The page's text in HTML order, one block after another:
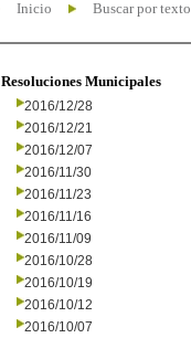
Inicio Buscar por texto
Resoluciones Municipales
2016/12/28
2016/12/21
2016/12/07
2016/11/30
2016/11/23
2016/11/16
2016/11/09
2016/10/28
2016/10/19
2016/10/12
2016/10/07